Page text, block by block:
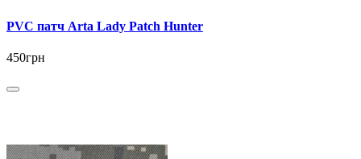
PVC патч Arta Lady Patch Hunter
450грн